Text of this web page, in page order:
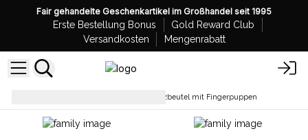
Fair gehandelte Geschenkartikel im Großhandel seit 1995
Erste Bestellung Bonus
Gold Reward Club
Versandkosten
Mengenrabatt
Filzbeutel mit Fingerpuppen